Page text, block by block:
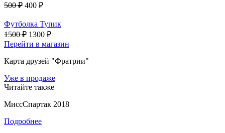
500 ₽ 400 ₽
Футболка Тупик
1500 ₽ 1300 ₽
Перейти в магазин
Карта друзей "Фратрии"
Уже в продаже
Читайте также
МиссСпартак 2018
Подробнее